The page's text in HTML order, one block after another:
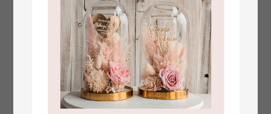
numerki na stół weselny
Promocja: